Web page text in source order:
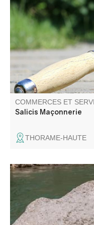
COMMERCES ET
Salicis Maçonnerie
THORAME-HAUTE
Aboard Rafting
vive (rafting, canöe-
les gorges du Verdon.